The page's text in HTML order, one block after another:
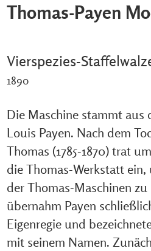
Thomas-Payen
Vierspezies-
1890
Die Maschine stammt aus
Louis Payen. Nach dem
Thomas (1785-1870) trat
die Thomas-Werkstatt
der Thomas-Maschinen zu
übernahm Payen
Eigenregie und
mit seinem Namen.